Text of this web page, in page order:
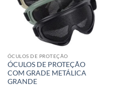
ÓCULOS DE PROTEÇÃO
ÓCULOS DE PROTEÇÃO
COM GRADE METÁLICA
GRANDE